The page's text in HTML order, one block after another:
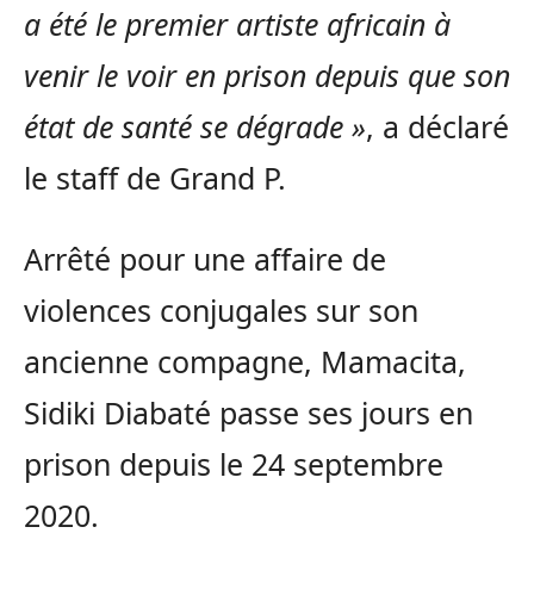
a été le premier artiste africain à
venir le voir en prison depuis que son
état de santé se dégrade », a déclaré
le staff de Grand P.
Arrêté pour une affaire de
violences conjugales sur son
ancienne compagne, Mamacita,
Sidiki Diabaté passe ses jours en
prison depuis le 24 septembre
2020.